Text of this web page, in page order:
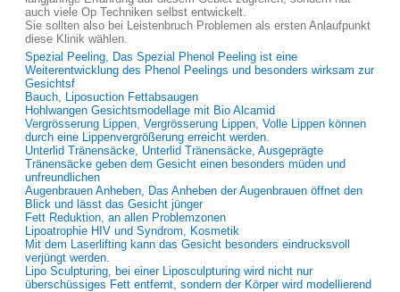
auch viele Op Techniken selbst entwickelt.
Sie sollten also bei Leistenbruch Problemen als ersten Anlaufpunkt
diese Klinik wählen.
Spezial Peeling, Das Spezial Phenol Peeling ist eine
Weiterentwicklung des Phenol Peelings und besonders wirksam zur
Gesichtsf
Bauch, Liposuction Fettabsaugen
Hohlwangen Gesichtsmodellage mit Bio Alcamid
Vergrösserung Lippen, Vergrösserung Lippen, Volle Lippen können
durch eine Lippenvergrößerung erreicht werden.
Unterlid Tränensäcke, Unterlid Tränensäcke, Ausgeprägte
Tränensäcke geben dem Gesicht einen besonders müden und
unfreundlichen
Augenbrauen Anheben, Das Anheben der Augenbrauen öffnet den
Blick und lässt das Gesicht jünger
Fett Reduktion, an allen Problemzonen
Lipoatrophie HIV und Syndrom, Kosmetik
Mit dem Laserlifting kann das Gesicht besonders eindrucksvoll
verjüngt werden.
Lipo Sculpturing, bei einer Liposculpturing wird nicht nur
überschüssiges Fett entfernt, sondern der Körper wird modellierend